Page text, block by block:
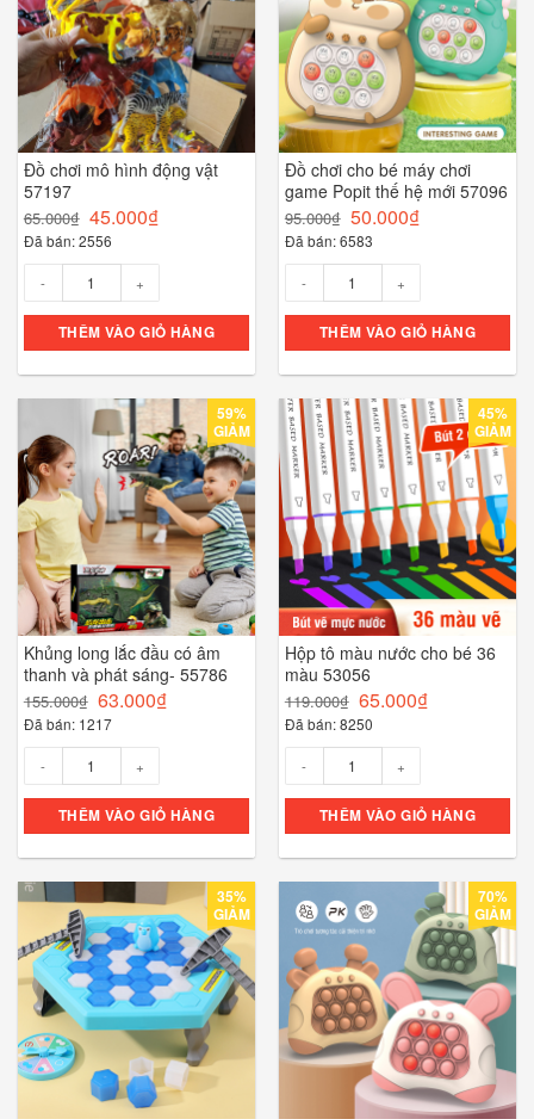
Đồ chơi mô hình động vật
57197
65.000₫ 45.000₫
Đã bán: 2556
THÊM VÀO GIỎ HÀNG
Đồ chơi cho bé máy chơi
game Popit thế hệ mới 57096
95.000₫ 50.000₫
Đã bán: 6583
THÊM VÀO GIỎ HÀNG
59%
GIẢM
Khủng long lắc đầu có âm
thanh và phát sáng- 55786
155.000₫ 63.000₫
Đã bán: 1217
THÊM VÀO GIỎ HÀNG
45%
GIẢM
Hộp tô màu nước cho bé 36
màu 53056
119.000₫ 65.000₫
Đã bán: 8250
THÊM VÀO GIỎ HÀNG
35%
GIẢM
70%
GIẢM